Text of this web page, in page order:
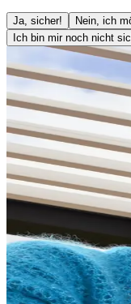
Ja, sicher!
Nein, ich
Ich bin mir noch nicht